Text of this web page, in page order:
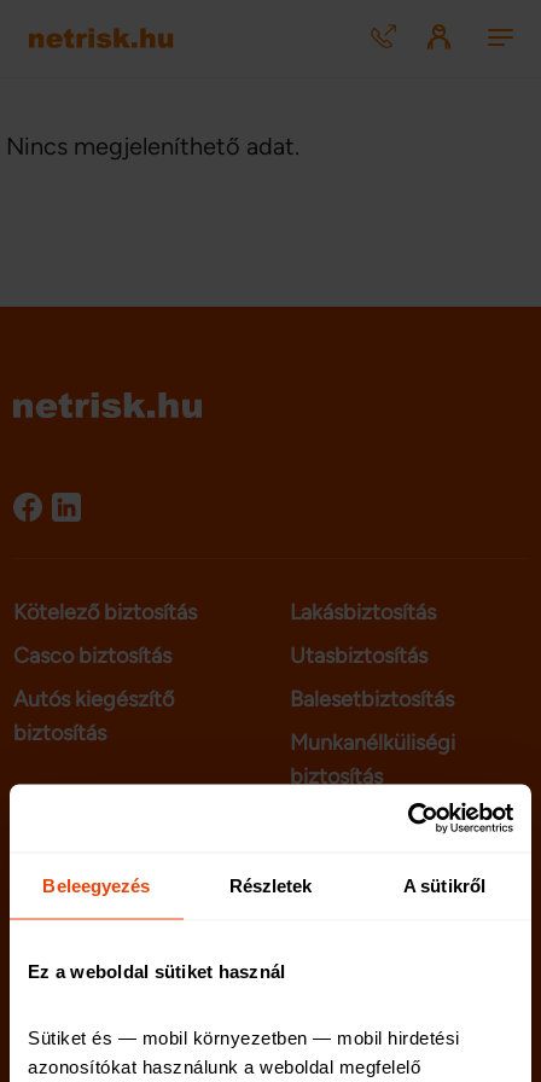
Beleegyezés Részletek A sütikről
Ez a weboldal sütiket használ
Sütiket és — mobil környezetben — mobil hirdetési
azonosítókat használunk a weboldal megfelelő
Nincs megjeleníthető adat.
Kötelező biztosítás
Casco biztosítás
Autós kiegészítő
biztosítás
Lakásbiztosítás
Utasbiztosítás
Balesetbiztosítás
Munkanélküliségi
biztosítás
telenet.hu
netriskauto.hu
Kapcsolat